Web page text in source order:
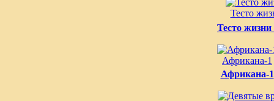
Тесто
Тесто
Африкана-1
Африкана-1